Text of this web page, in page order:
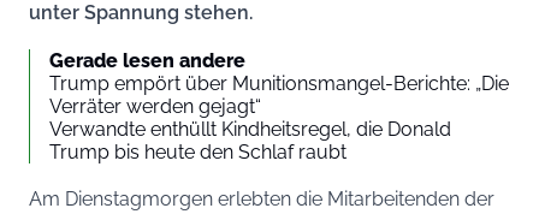
unter Spannung stehen.
Gerade lesen andere
Trump empört über Munitionsmangel-Berichte: „Die
Verräter werden gejagt“
Verwandte enthüllt Kindheitsregel, die Donald
Trump bis heute den Schlaf raubt
Am Dienstagmorgen erlebten die Mitarbeitenden der